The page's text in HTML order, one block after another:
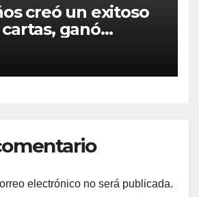
creó un exitoso
ganó
ahora vendió la
su sueño
electrónico no será publicada.